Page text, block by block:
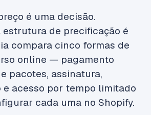
é uma decisão.
estrutura de precificação é
compara cinco formas de
online — pagamento
pacotes, assinatura,
e acesso por tempo limitado
cada uma no Shopify.